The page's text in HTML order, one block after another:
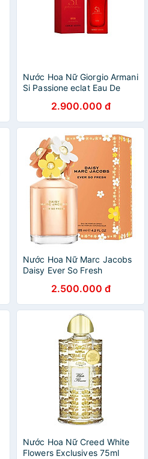
Nước Hoa Nữ Giorgio Armani
Si Passione eclat Eau De
2.900.000 đ
Nước Hoa Nữ Marc Jacobs
Daisy Ever So Fresh
2.500.000 đ
Nước Hoa Nữ Creed White
Flowers Exclusives 75ml